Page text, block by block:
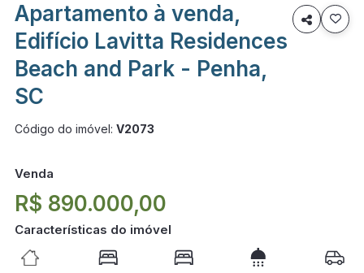
Apartamento à venda,
Edifício Lavitta Residences
Beach and Park - Penha,
SC

Código do imóvel: V2073
Venda
R$ 890.000,00
Características do imóvel